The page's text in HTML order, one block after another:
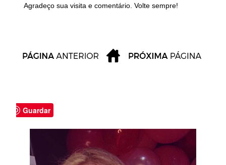
Agradeço sua visita e comentário. Volte sempre!
Guardar